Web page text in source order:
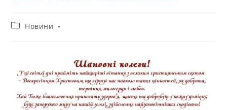
Новини